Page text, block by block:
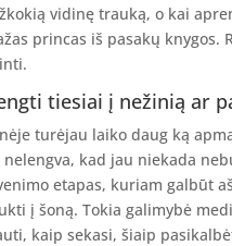
vidinę trauką, o kai
princas iš pasakų
tiesiai į nežinią ar
turėjau laiko daug ką
kad jau niekada
etapas, kuriam galbūt
į šoną. Tokia galimybė
kaip sekasi, šiaip